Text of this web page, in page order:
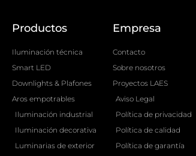
Productos
Iluminación técnica
Smart LED
Downlights & Plafones
Aros empotrables
Iluminación industrial
Iluminación decorativa
Luminarias de exterior
Empresa
Contacto
Sobre nosotros
Proyectos LAES
Aviso Legal
Política de privacidad
Política de calidad
Política de garantía